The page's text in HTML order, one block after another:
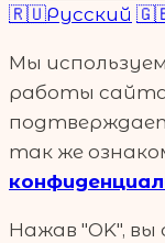
🇷🇺Русский
Мы
работы
так же
Нажав "OK",